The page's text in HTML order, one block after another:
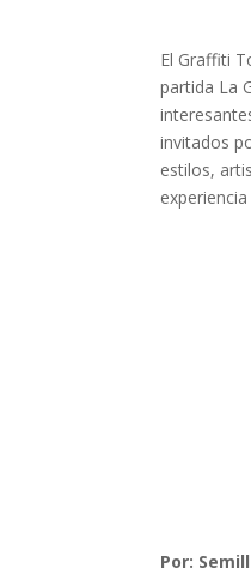
El Graffiti
partida La
invitados
estilos,
Por: